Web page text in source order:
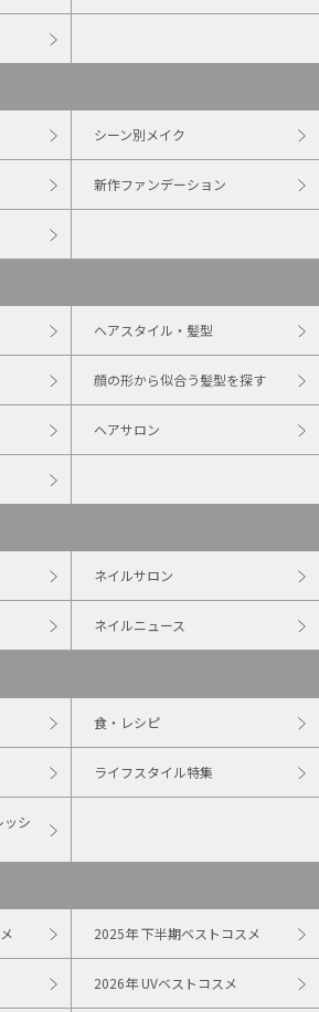
シーン別メイク
新作ファンデーション
ヘアスタイル・髪型
顔の形から似合う髪型を探す
ヘアサロン
ネイルサロン
ネイルニュース
食・レシピ
ライフスタイル特集
ッシ
2025年 下半期ベストコスメ
2026年 UVベストコスメ